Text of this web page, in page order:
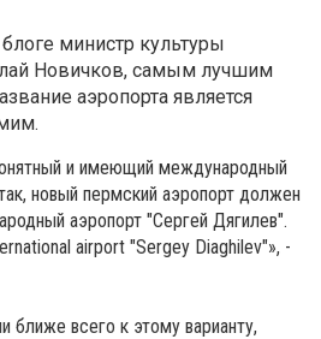
министр культуры
Новичков, самым лучшим
аэропорта является
и имеющий международный
новый пермский аэропорт должен
аэропорт "Сергей Дягилев".
airport "Sergey Diaghilev"», -
всего к этому варианту,